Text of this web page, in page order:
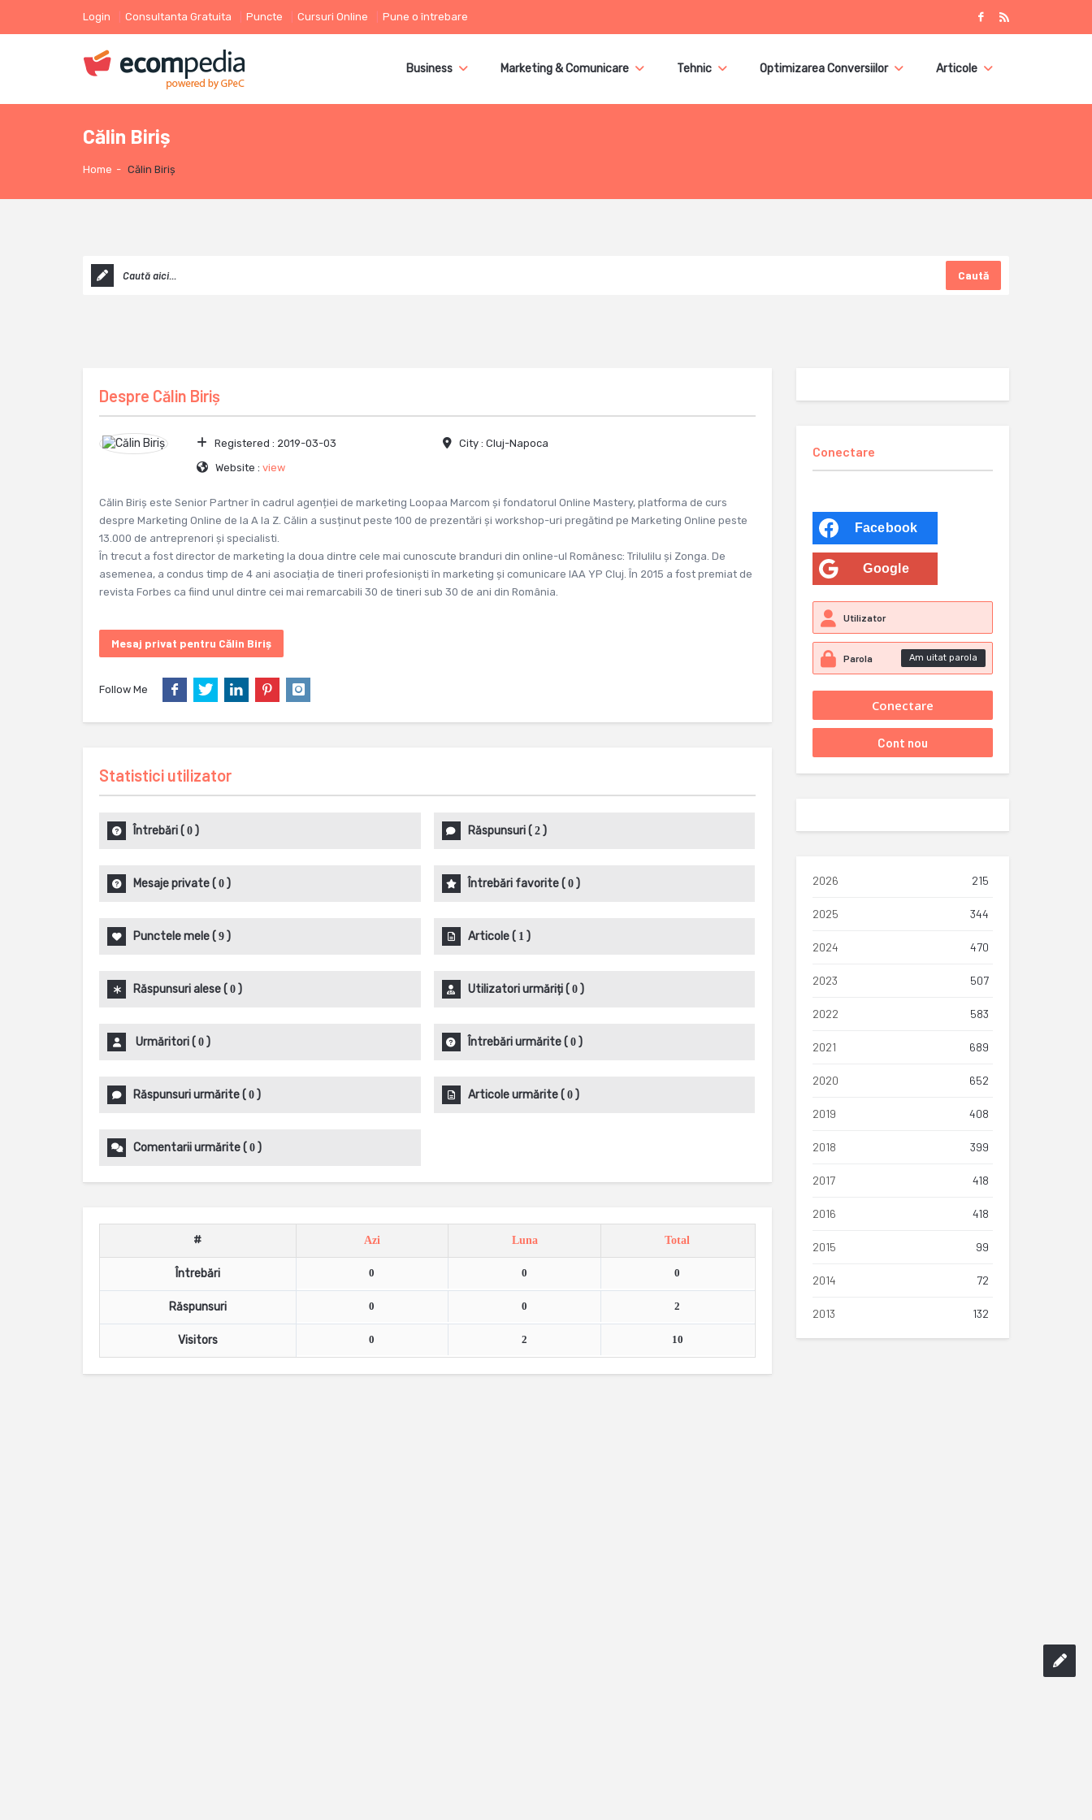
Login Consultanta Gratuita Puncte Cursuri Online Pune o întrebare
Business Marketing & Comunicare Tehnic Optimizarea Conversiilor Articole
Călin Biriș
Home - Călin Biriș
Caută
Despre Călin Biriș
Registered : 2019-03-03 City : Cluj-Napoca
Website : view
Călin Biriș este Senior Partner în cadrul agenției de marketing Loopaa Marcom și fondatorul Online Mastery, platforma de curs
despre Marketing Online de la A la Z. Călin a susținut peste 100 de prezentări și workshop-uri pregătind pe Marketing Online peste
13.000 de antreprenori și specialisti.
În trecut a fost director de marketing la doua dintre cele mai cunoscute branduri din online-ul Românesc: Trilulilu și Zonga. De
asemenea, a condus timp de 4 ani asociația de tineri profesioniști în marketing și comunicare IAA YP Cluj. În 2015 a fost premiat de
revista Forbes ca fiind unul dintre cei mai remarcabili 30 de tineri sub 30 de ani din România.
Mesaj privat pentru Călin Biriș
Follow Me
Statistici utilizator
Întrebări( 0 ) Răspunsuri( 2)
Mesaje private( 0 ) Întrebări favorite( 0)
Punctele mele( 9 ) Articole( 1)
Răspunsuri alese( 0 ) Utilizatori urmăriți( 0)
Urmăritori( 0 ) Întrebări urmărite( 0)
Răspunsuri urmărite( 0 ) Articole urmărite( 0)
Comentarii urmărite( 0 )
# Azi Luna Total
Întrebări 0 0 0
Răspunsuri 0 0 2
Visitors 0 2 10
Conectare
Facebook
Google
Am uitat parola
2026 215
2025 344
2024 470
2023 507
2022 583
2021 689
2020 652
2019 408
2018 399
2017 418
2016 418
2015 99
2014 72
2013 132